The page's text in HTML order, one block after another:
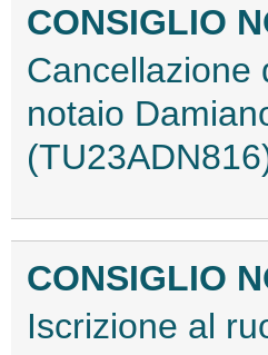
CONSIGLIO
Cancellazione
notaio
CONSIGLIO
Iscrizione al